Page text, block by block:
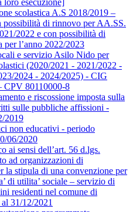
scolastica A.S 2018/2019 –
possibilità di rinnovo per AA.SS.
2022 e con possibilità di
per l’anno 2022/2023
e servizio Asilo Nido per
(2020/2021 - 2021/2022 -
2024 - 2024/2025) - CIG
CPV 80110000-8
e riscossione imposta sulla
sulle pubbliche affissioni -
2019
non educativi - periodo
06/2020
ai sensi dell’art. 56 d.lgs.
ad organizzazioni di
la stipula di una convenzione per
di utilita’ sociale – servizio di
residenti nel comune di
31/12/2021